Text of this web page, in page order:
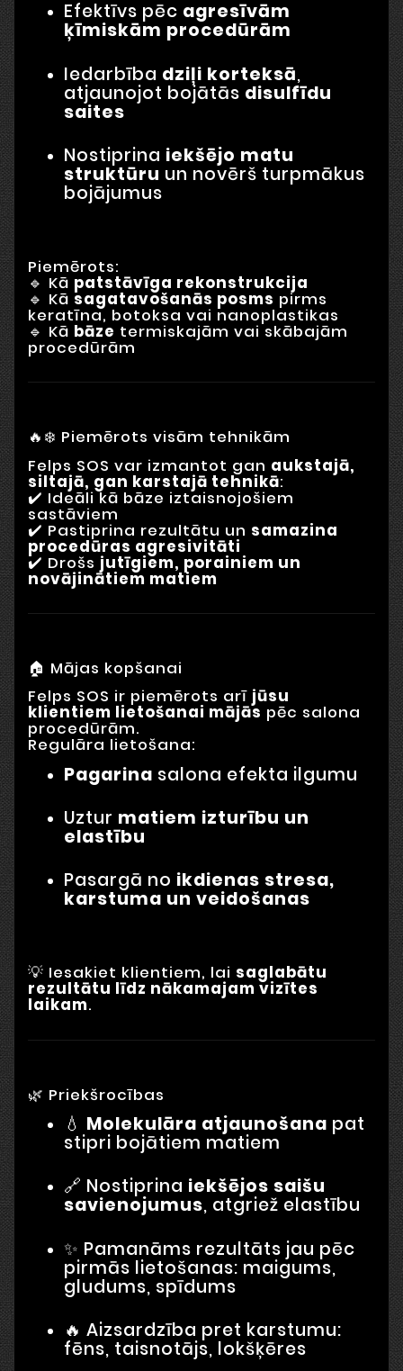
Efektīvs pēc agresīvām
ķīmiskām procedūrām
Iedarbība dziļi korteksā,
atjaunojot bojātās disulfīdu
saites
Nostiprina iekšējo matu
struktūru un novērš turpmākus
bojājumus
Piemērots:
🔹 Kā patstāvīga rekonstrukcija
🔹 Kā sagatavošanās posms pirms
keratīna, botoksa vai nanoplastikas
🔹 Kā bāze termiskajām vai skābajām
procedūrām
🔥❄️ Piemērots visām tehnikām
Felps SOS var izmantot gan aukstajā,
siltajā, gan karstajā tehnikā:
✔️ Ideāli kā bāze iztaisnojošiem
sastāviem
✔️ Pastiprina rezultātu un samazina
procedūras agresivitāti
✔️ Drošs jutīgiem, porainiem un
novājinātiem matiem
🏠 Mājas kopšanai
Felps SOS ir piemērots arī jūsu
klientiem lietošanai mājās pēc salona
procedūrām.
Regulāra lietošana:
Pagarina salona efekta ilgumu
Uztur matiem izturību un
elastību
Pasargā no ikdienas stresa,
karstuma un veidošanas
💡 Iesakiet klientiem, lai saglabātu
rezultātu līdz nākamajam vizītes
laikam.
🌿 Priekšrocības
💧 Molekulāra atjaunošana pat
stipri bojātiem matiem
🔗 Nostiprina iekšējos saišu
savienojumus, atgriež elastību
✨ Pamanāms rezultāts jau pēc
pirmās lietošanas: maigums,
gludums, spīdums
🔥 Aizsardzība pret karstumu:
fēns, taisnotājs, lokšķēres